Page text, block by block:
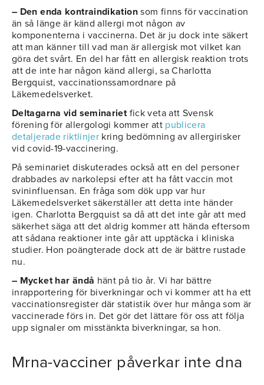
– Den enda kontraindikationsom finns för vaccination
än så länge är känd allergi mot någon av
komponenterna i vaccinerna. Det är ju dock inte säkert
att man känner till vad man är allergisk mot vilket kan
göra det svårt. En del har fått en allergisk reaktion trots
att de inte har någon känd allergi, sa Charlotta
Bergquist, vaccinationssamordnare på
Läkemedelsverket.
Deltagarna vid seminarietfick veta att Svensk
förening för allergologi kommer att publicera
detaljerade riktlinjer kring bedömning av allergirisker
vid covid-19-vaccinering.
På seminariet diskuterades också att en del personer
drabbades av narkolepsi efter att ha fått vaccin mot
svininfluensan. En fråga som dök upp var hur
Läkemedelsverket säkerställer att detta inte händer
igen. Charlotta Bergquist sa då att det inte går att med
säkerhet säga att det aldrig kommer att hända eftersom
att sådana reaktioner inte går att upptäcka i kliniska
studier. Hon poängterade dock att de är bättre rustade
nu.
– Mycket har ändå hänt på tio år. Vi har bättre
inrapportering för biverkningar och vi kommer att ha ett
vaccinationsregister där statistik över hur många som är
vaccinerade förs in. Det gör det lättare för oss att följa
upp signaler om misstänkta biverkningar, sa hon.
Mrna-vacciner påverkar inte dna